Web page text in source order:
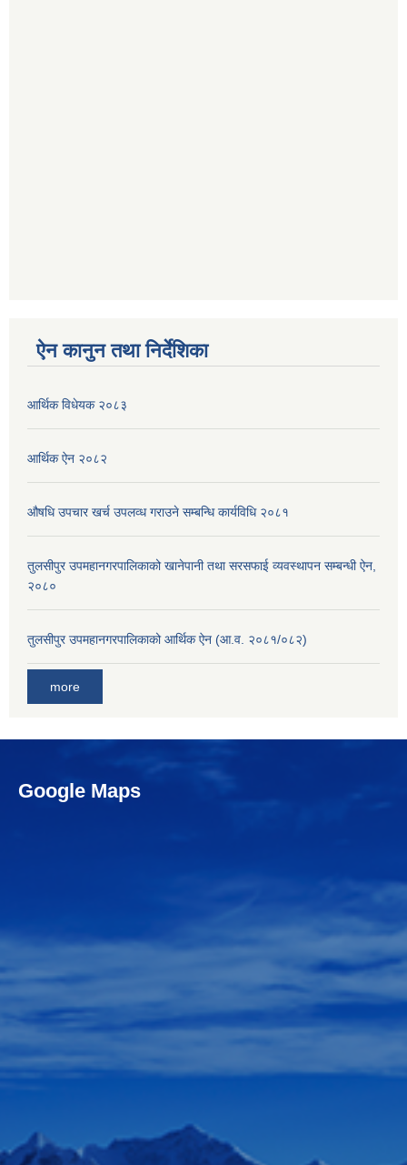
ऐन कानुन तथा निर्देशिका
आर्थिक विधेयक २०८३
आर्थिक ऐन २०८२
औषधि उपचार खर्च उपलव्ध गराउने सम्बन्धि कार्यविधि २०८१
तुलसीपुर उपमहानगरपालिकाको खानेपानी तथा सरसफाई व्यवस्थापन सम्बन्धी ऐन,
२०८०
तुलसीपुर उपमहानगरपालिकाको आर्थिक ऐन (आ.व. २०८१/०८२)
more
Google Maps